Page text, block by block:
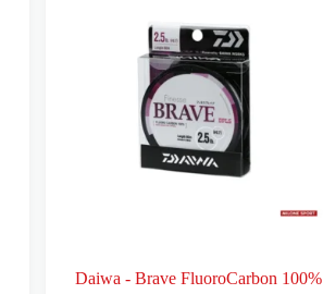
Daiwa - Brave FluoroCarbon 100%